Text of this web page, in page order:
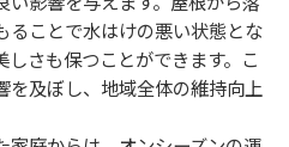
ることで水はけの悪い状態とな
さも保つことができます。こ
を及ぼし、地域全体の維持向上